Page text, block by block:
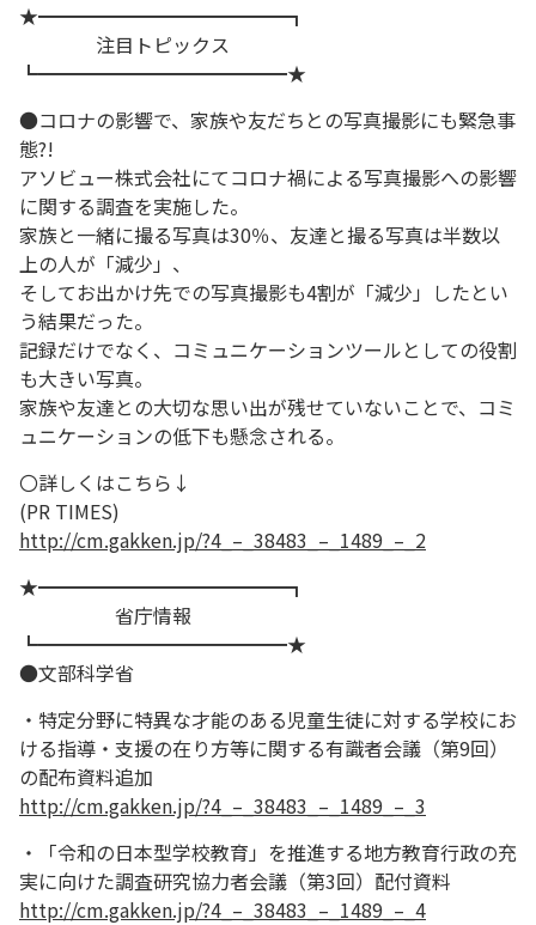
★━━━━━━━━━━━━━┓
注目トピックス
┗━━━━━━━━━━━━━★
●コロナの影響で、家族や友だちとの写真撮影にも緊急事
態?!
アソビュー株式会社にてコロナ禍による写真撮影への影響
に関する調査を実施した。
家族と一緒に撮る写真は30％、友達と撮る写真は半数以
上の人が「減少」、
そしてお出かけ先での写真撮影も4割が「減少」したとい
う結果だった。
記録だけでなく、コミュニケーションツールとしての役割
も大きい写真。
家族や友達との大切な思い出が残せていないことで、コミ
ュニケーションの低下も懸念される。
〇詳しくはこちら↓
(PR TIMES)
http://cm.gakken.jp/?4_–_38483_–_1489_–_2
★━━━━━━━━━━━━━┓
省庁情報
┗━━━━━━━━━━━━━★
●文部科学省
・特定分野に特異な才能のある児童生徒に対する学校にお
ける指導・支援の在り方等に関する有識者会議（第9回）
の配布資料追加
http://cm.gakken.jp/?4_–_38483_–_1489_–_3
・「令和の日本型学校教育」を推進する地方教育行政の充
実に向けた調査研究協力者会議（第3回）配付資料
http://cm.gakken.jp/?4_–_38483_–_1489_–_4